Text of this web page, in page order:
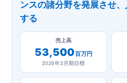
ンスの諸分野を発展させ
する
売上高
53,500百万円
2026年3月期目標